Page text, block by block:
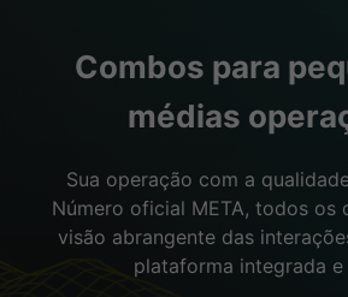
Combos para
médias
Sua operação com a
Número oficial META, todos os
visão abrangente das
plataforma integrada